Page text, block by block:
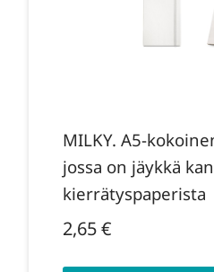
MILKY. A5-
jossa on jäykkä
kierrätyspaperista
2,65€